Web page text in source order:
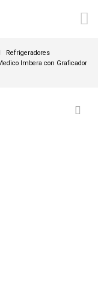
Refrigeradores
Imbera con Graficador